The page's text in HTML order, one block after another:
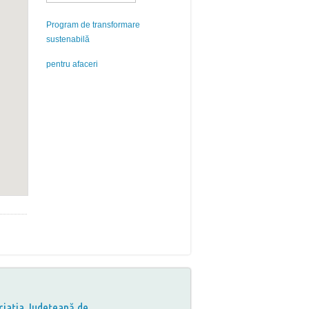
Program de transformare
sustenabilă
pentru afaceri